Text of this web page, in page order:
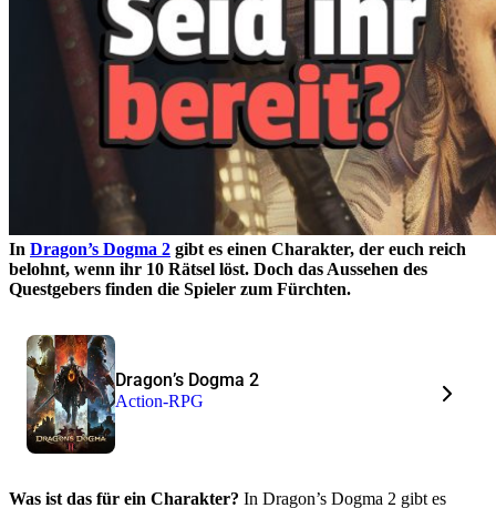
In Dragon’s Dogma 2 gibt es einen Charakter, der euch reich
belohnt, wenn ihr 10 Rätsel löst. Doch das Aussehen des
Questgebers finden die Spieler zum Fürchten.
Dragon’s Dogma 2
Action-RPG
Was ist das für ein Charakter? In Dragon’s Dogma 2 gibt es